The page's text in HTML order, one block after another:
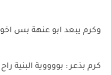
وكرم يبعد ابو عنهة بس
كرم بذعر : بووووية البنية